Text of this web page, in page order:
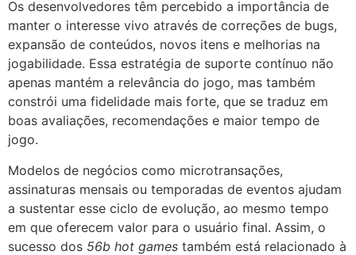
Os desenvolvedores têm percebido a importância de
manter o interesse vivo através de correções de bugs,
expansão de conteúdos, novos itens e melhorias na
jogabilidade. Essa estratégia de suporte contínuo não
apenas mantém a relevância do jogo, mas também
constrói uma fidelidade mais forte, que se traduz em
boas avaliações, recomendações e maior tempo de
jogo.
Modelos de negócios como microtransações,
assinaturas mensais ou temporadas de eventos ajudam
a sustentar esse ciclo de evolução, ao mesmo tempo
em que oferecem valor para o usuário final. Assim, o
sucesso dos 56b hot games também está relacionado à